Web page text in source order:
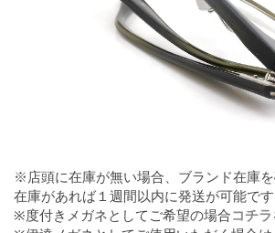
※店頭に在庫が無い場合、ブランド在庫を
在庫があれば１週間以内に発送が可能です
※度付きメガネとしてご希望の場合コチラ